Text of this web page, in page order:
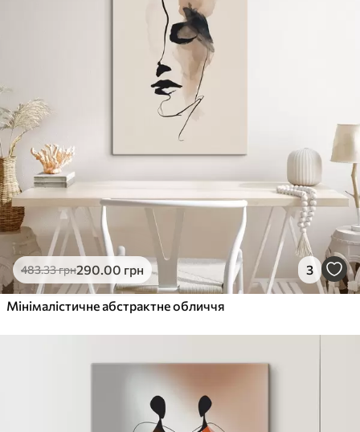
483.33грн290.00 грн 3
Мінімалістичне абстрактне обличчя